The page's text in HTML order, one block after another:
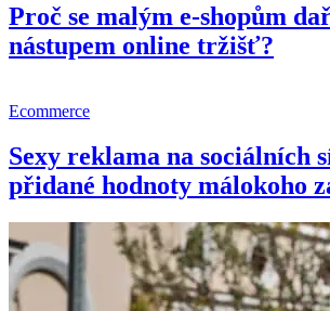
Proč se malým e-shopům
nástupem online tržišť?
Ecommerce
Sexy reklama na sociálních
přidané hodnoty málokoho